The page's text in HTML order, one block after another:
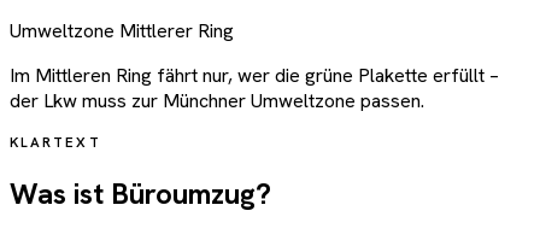
Umweltzone Mittlerer Ring
Im Mittleren Ring fährt nur, wer die grüne Plakette erfüllt –
der Lkw muss zur Münchner Umweltzone passen.
KLARTEXT
Was ist Büroumzug?